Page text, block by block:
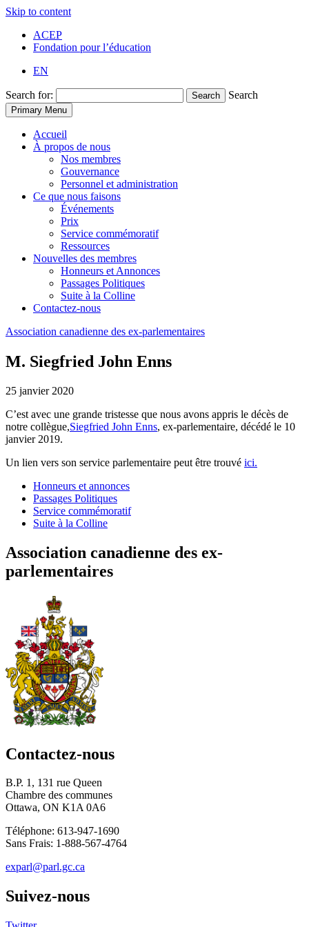
Skip to content
ACEP
Fondation pour l’éducation
EN
Search for: Search Search
Primary Menu
Accueil
À propos de nous
Nos membres
Gouvernance
Personnel et administration
Ce que nous faisons
Événements
Prix
Service commémoratif
Ressources
Nouvelles des membres
Honneurs et Annonces
Passages Politiques
Suite à la Colline
Contactez-nous
Association canadienne des ex-parlementaires
M. Siegfried John Enns
25 janvier 2020
C’est avec une grande tristesse que nous avons appris le décès de
notre collègue,Siegfried John Enns, ex-parlementaire, décédé le 10
janvier 2019.
Un lien vers son service parlementaire peut être trouvé ici.
Honneurs et annonces
Passages Politiques
Service commémoratif
Suite à la Colline
Association canadienne des ex-
parlementaires
Contactez-nous
B.P. 1, 131 rue Queen
Chambre des communes
Ottawa, ON K1A 0A6
Téléphone: 613-947-1690
Sans Frais: 1-888-567-4764
exparl@parl.gc.ca
Suivez-nous